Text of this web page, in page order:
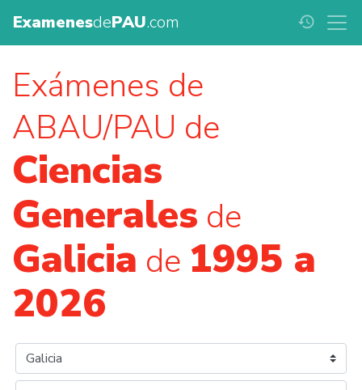
ExamenesdePAU.com history
Exámenes de
ABAU/PAU de
Ciencias
Generales de
Galicia de 1995 a
2026